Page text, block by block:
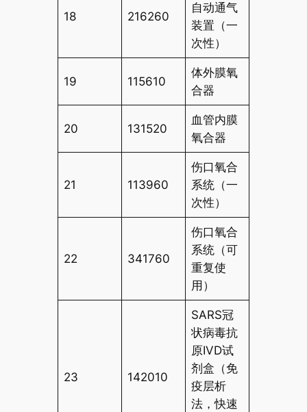
18 216260
自动通气
装置（一
次性）
19 115610
体外膜氧
合器
20 131520
血管内膜
氧合器
21 113960
伤口氧合
系统（一
次性）
22 341760
伤口氧合
系统（可
重复使
用）
23 142010
SARS冠
状病毒抗
原IVD试
剂盒（免
疫层析
法，快速